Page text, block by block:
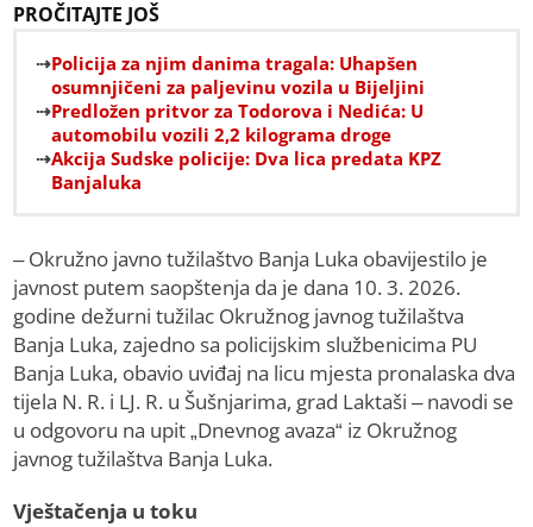
PROČITAJTE JOŠ
Policija za njim danima tragala: Uhapšen
osumnjičeni za paljevinu vozila u Bijeljini
Predložen pritvor za Todorova i Nedića: U
automobilu vozili 2,2 kilograma droge
Akcija Sudske policije: Dva lica predata KPZ
Banjaluka
– Okružno javno tužilaštvo Banja Luka obavijestilo je
javnost putem saopštenja da je dana 10. 3. 2026.
godine dežurni tužilac Okružnog javnog tužilaštva
Banja Luka, zajedno sa policijskim službenicima PU
Banja Luka, obavio uviđaj na licu mjesta pronalaska dva
tijela N. R. i LJ. R. u Šušnjarima, grad Laktaši – navodi se
u odgovoru na upit „Dnevnog avaza“ iz Okružnog
javnog tužilaštva Banja Luka.
Vještačenja u toku